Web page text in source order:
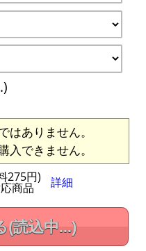
はありません。
入できません。
275円)
商品 詳細
(読込中...)